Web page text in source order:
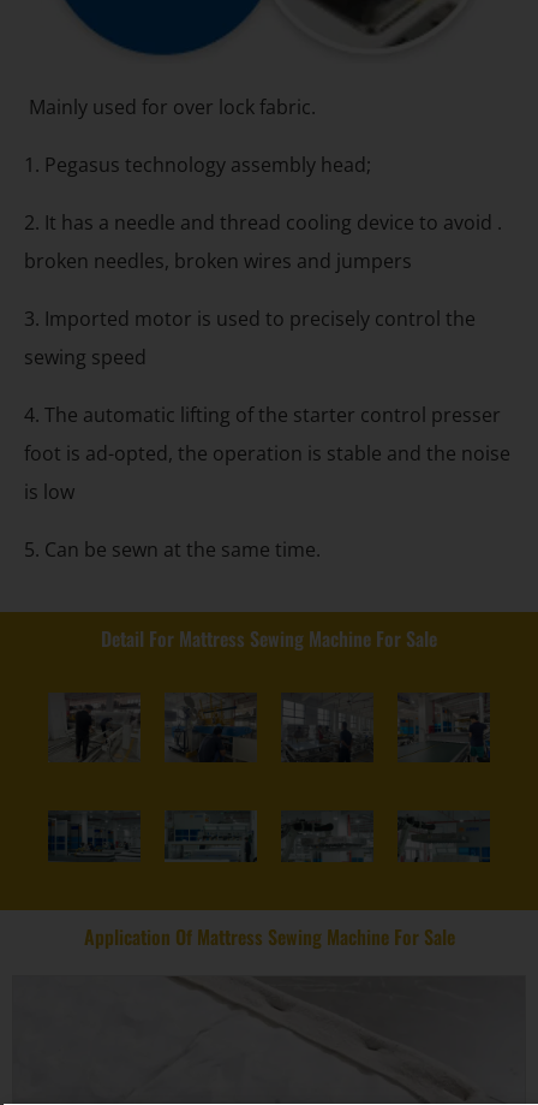
Mainly used for over lock fabric.
1. Pegasus technology assembly head;
2. It has a needle and thread cooling device to avoid .
broken needles, broken wires and jumpers
3. Imported motor is used to precisely control the
sewing speed
4. The automatic lifting of the starter control presser
foot is ad-opted, the operation is stable and the noise
is low
5. Can be sewn at the same time.
Detail For Mattress Sewing Machine For Sale
Application Of Mattress Sewing Machine For Sale